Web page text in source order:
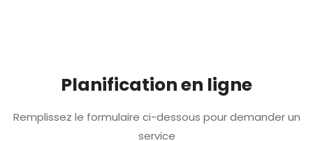
Planification en ligne
Remplissez le formulaire ci-dessous pour demander un
service